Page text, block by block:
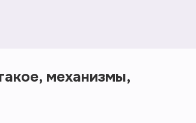
механизмы,